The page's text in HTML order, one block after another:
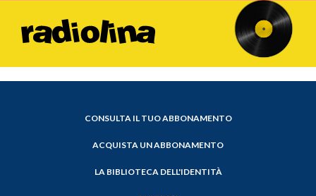
CONSULTA IL TUO ABBONAMENTO
ACQUISTA UN ABBONAMENTO
LA BIBLIOTECA DELL'IDENTITÀ